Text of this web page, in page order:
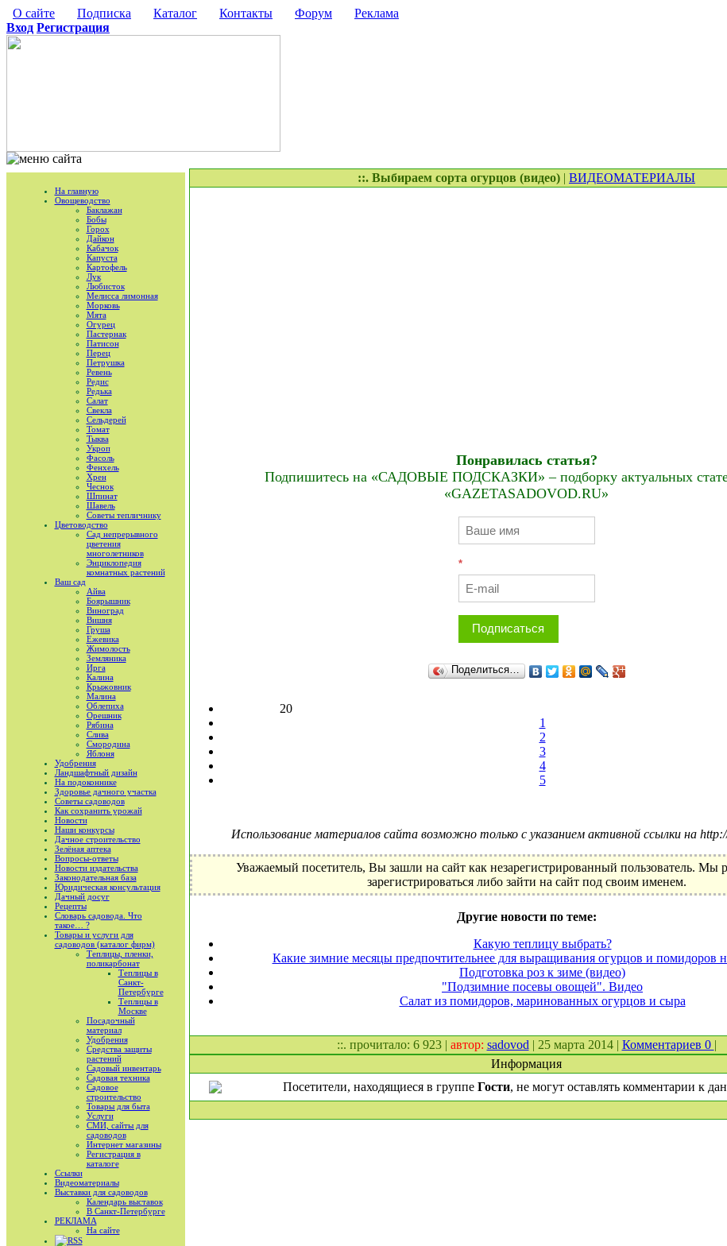
О сайте Подписка Каталог Контакты Форум
Реклама
Вход Регистрация
На главную
Овощеводство
Баклажан
Бобы
Горох
Дайкон
Кабачок
Капуста
Картофель
Лук
Любисток
Мелисса лимонная
Морковь
Мята
Огурец
Пастернак
Патисон
Перец
Петрушка
Ревень
Редис
Редька
Салат
Свекла
Сельдерей
Томат
Тыква
Укроп
Фасоль
Фенхель
Хрен
Чеснок
Шпинат
Шавель
Советы тепличнику
Цветоводство
Сад непрерывного
цветения
многолетников
Энциклопедия
комнатных растений
Ваш сад
Айва
Боярышник
Виноград
Вишня
Груша
Ежевика
Жимолость
Земляника
Ирга
Калина
Крыжовник
Малина
Облепиха
Орешник
Рябина
Слива
Смородина
Яблоня
Удобрения
Ландшафтный дизайн
На подоконнике
Здоровье дачного участка
Советы садоводов
Как сохранить урожай
Новости
Наши конкурсы
Дачное строительство
Зелёная аптека
Вопросы-ответы
Новости издательства
Законодательная база
Юридическая консультация
Дачный досуг
Рецепты
Словарь садовода. Что
такое… ?
Товары и услуги для
садоводов (каталог фирм)
Теплицы, пленки,
поликарбонат
Теплицы в
Санкт-
Петербурге
Теплицы в
Москве
Посадочный
материал
Удобрения
Средства защиты
растений
Садовый инвентарь
Садовая техника
Садовое
строительство
Товары для быта
Услуги
СМИ, сайты для
садоводов
Интернет магазины
Регистрация в
каталоге
Ссылки
Видеоматериалы
Выставки для садоводов
Календарь выставок
В Санкт-Петербурге
РЕКЛАМА
На сайте
RSS
::. Выбираем сорта огурцов (видео) | ВИДЕОМАТЕРИАЛЫ
Понравилась статья?
Подпишитесь на «САДОВЫЕ ПОДСКАЗКИ» – подборку актуальных
«GAZETASADOVOD.RU»
*
Подписаться
Поделиться…
20
1
2
3
4
5
Использование материалов сайта возможно только с указанием активной ссылки на
Уважаемый посетитель, Вы зашли на сайт как незарегистрированный пользователь. Мы
зарегистрироваться либо зайти на сайт под своим именем.
Другие новости по теме:
Какую теплицу выбрать?
Какие зимние месяцы предпочтительнее для выращивания огурцов и помидоров
Подготовка роз к зиме (видео)
"Подзимние посевы овощей". Видео
Салат из помидоров, маринованных огурцов и сыра
::. прочитало: 6 923 | автор: sadovod | 25 марта 2014 | Комментариев 0 |
Информация
Посетители, находящиеся в группе Гости, не могут оставлять комментарии к